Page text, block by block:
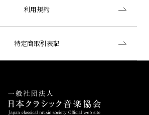
利用規約
特定商取引表記